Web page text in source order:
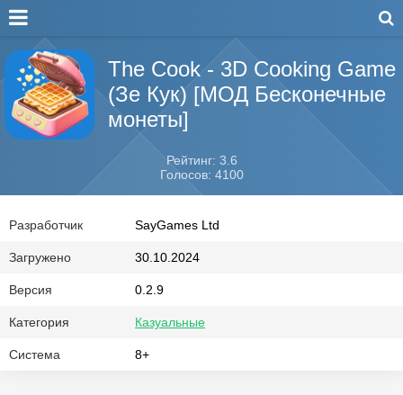
The Cook - 3D Cooking Game
(Зе Кук) [МОД Бесконечные
монеты]
Рейтинг: 3.6
Голосов: 4100
Разработчик SayGames Ltd
Загружено 30.10.2024
Версия 0.2.9
Категория Казуальные
Система 8+